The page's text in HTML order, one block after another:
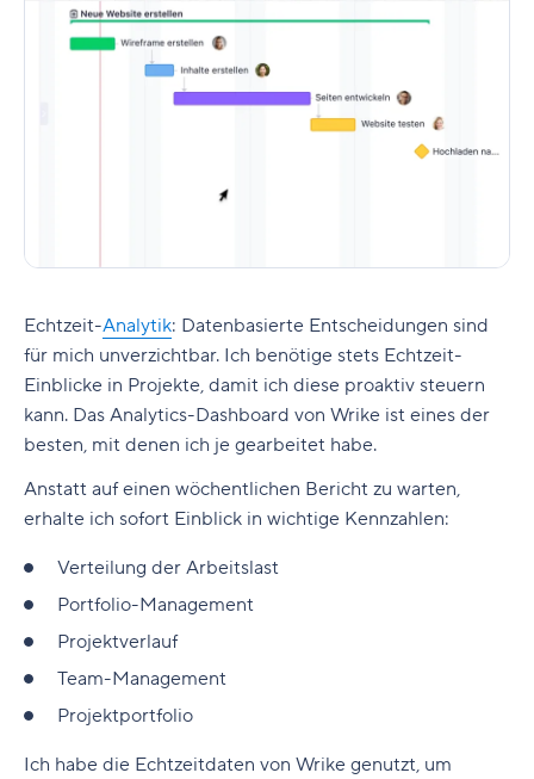
Echtzeit-Analytik: Datenbasierte Entscheidungen sind
für mich unverzichtbar. Ich benötige stets Echtzeit-
Einblicke in Projekte, damit ich diese proaktiv steuern
kann. Das Analytics-Dashboard von Wrike ist eines der
besten, mit denen ich je gearbeitet habe.
Anstatt auf einen wöchentlichen Bericht zu warten,
erhalte ich sofort Einblick in wichtige Kennzahlen:
Verteilung der Arbeitslast
Portfolio-Management
Projektverlauf
Team-Management
Projektportfolio
Ich habe die Echtzeitdaten von Wrike genutzt, um